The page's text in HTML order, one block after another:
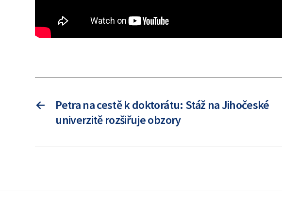
←
Petra na cestě k doktorátu: Stáž na Jihočeské
univerzitě rozšiřuje obzory